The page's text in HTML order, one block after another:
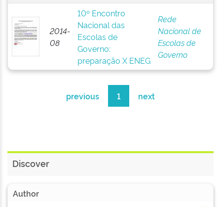
2014-
08
10º Encontro
Nacional das
Escolas de
Governo:
preparação X ENEG
Rede
Nacional de
Escolas de
Governo
previous 1 next
Discover
Author